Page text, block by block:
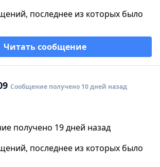
последнее из которых было
Читать сообщение
Сообщение получено 10 дней назад
получено 19 дней назад
последнее из которых было